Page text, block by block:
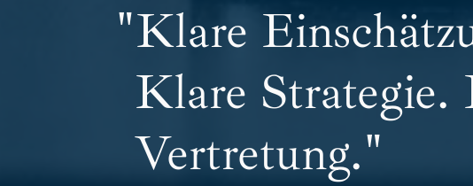
Klare
Klare Stra­tegie.
Vertre­tung.